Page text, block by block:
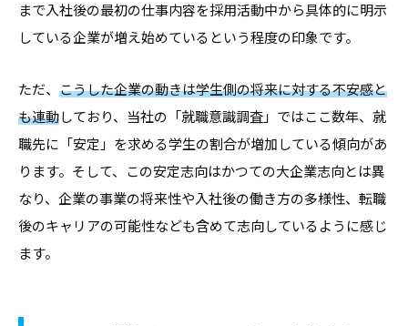
まで入社後の最初の仕事内容を採用活動中から具体的に明示
している企業が増え始めているという程度の印象です。
ただ、 こうした企業の動きは学生側の将来に対する不安感と
も連動しており、当社の「就職意識調査」ではここ数年、就
職先に「安定」を求める学生の割合が増加している傾向があ
ります。そして、この安定志向はかつての大企業志向とは異
なり、企業の事業の将来性や入社後の働き方の多様性、転職
後のキャリアの可能性なども含めて志向しているように感じ
ます。